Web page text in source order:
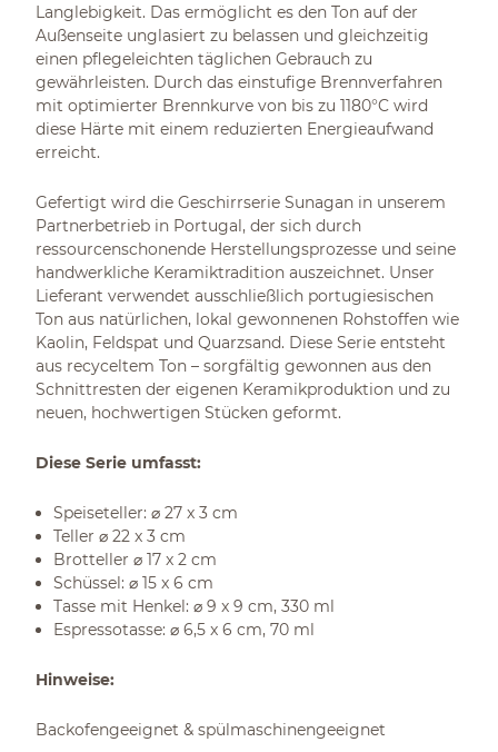
Langlebigkeit. Das ermöglicht es den Ton auf der
Außenseite unglasiert zu belassen und gleichzeitig
einen pflegeleichten täglichen Gebrauch zu
gewährleisten. Durch das einstufige Brennverfahren
mit optimierter Brennkurve von bis zu 1180°C wird
diese Härte mit einem reduzierten Energieaufwand
erreicht.
Gefertigt wird die Geschirrserie Sunagan in unserem
Partnerbetrieb in Portugal, der sich durch
ressourcenschonende Herstellungsprozesse und seine
handwerkliche Keramiktradition auszeichnet. Unser
Lieferant verwendet ausschließlich portugiesischen
Ton aus natürlichen, lokal gewonnenen Rohstoffen wie
Kaolin, Feldspat und Quarzsand. Diese Serie entsteht
aus recyceltem Ton – sorgfältig gewonnen aus den
Schnittresten der eigenen Keramikproduktion und zu
neuen, hochwertigen Stücken geformt.
Diese Serie umfasst:
Speiseteller: ⌀ 27 x 3 cm
Teller ⌀ 22 x 3 cm
Brotteller ⌀ 17 x 2 cm
Schüssel: ⌀ 15 x 6 cm
Tasse mit Henkel: ⌀ 9 x 9 cm, 330 ml
Espressotasse: ⌀ 6,5 x 6 cm, 70 ml
Hinweise:
Backofengeeignet & spülmaschinengeeignet